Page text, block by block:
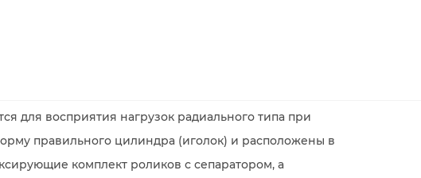
для восприятия нагрузок радиального типа при
правильного цилиндра (иголок) и расположены в
комплект роликов с сепаратором, а